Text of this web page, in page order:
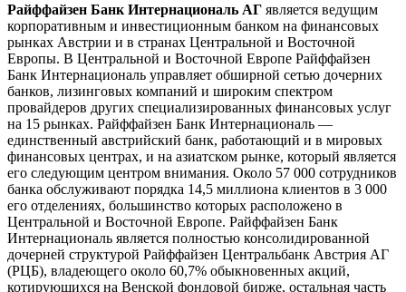
Райффайзен Банк Интернациональ АГ является ведущим
корпоративным и инвестиционным банком на финансовых
рынках Австрии и в странах Центральной и Восточной
Европы. В Центральной и Восточной Европе Райффайзен
Банк Интернациональ управляет обширной сетью дочерних
банков, лизинговых компаний и широким спектром
провайдеров других специализированных финансовых услуг
на 15 рынках. Райффайзен Банк Интернациональ —
единственный австрийский банк, работающий и в мировых
финансовых центрах, и на азиатском рынке, который является
его следующим центром внимания. Около 57 000 сотрудников
банка обслуживают порядка 14,5 миллиона клиентов в 3 000
его отделениях, большинство которых расположено в
Центральной и Восточной Европе. Райффайзен Банк
Интернациональ является полностью консолидированной
дочерней структурой Райффайзен Центральбанк Австрия АГ
(РЦБ), владеющего около 60,7% обыкновенных акций,
котирующихся на Венской фондовой бирже, остальная часть